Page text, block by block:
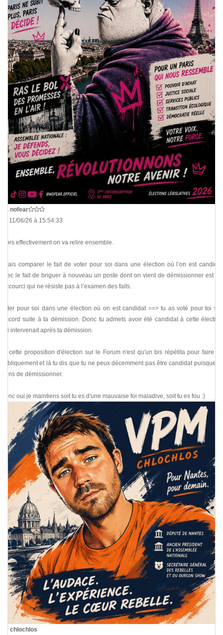
nofear
Le 11/06/26 à 15:54:33
Alors effectivement on va relire ensemble.
*Mais comparer le fait de voter pour soi dans une élection où l’on est candidat
avec le fait de briguer à nouveau un poste dont on vient de démissionner est un
raccourci qui ne résiste pas à l’examen des faits.
Voter pour soi dans une élection où on est candidat ==> tu as voté pour toi sur
discord suite à ta démission. Donc tu admets avoir été candidat à cette élection
qui intervenait après ta démission.
Or cette proposition d'élection sur le Forum n'est qu'un bis répétita pour faire ça
publiquement et là tu dis que tu ne peux décemment pas être candidat puisque tu
viens de démissionner.
Donc oui je maintiens soit tu es d'une mauvaise foi maladive, soit tu es fou :)
chlochlos